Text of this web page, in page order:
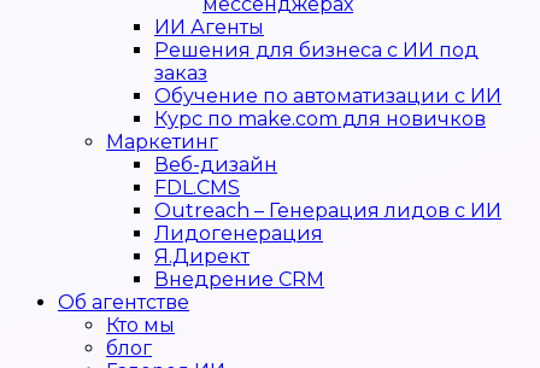
ИИ Агенты
Решения для бизнеса с ИИ под
заказ
Обучение по автоматизации с ИИ
Курс по make.com для новичков
Маркетинг
Веб-дизайн
FDL.CMS
Outreach – Генерация лидов с ИИ
Лидогенерация
Я.Директ
Внедрение CRM
Об агентстве
Кто мы
блог